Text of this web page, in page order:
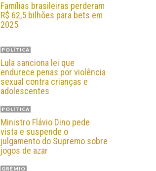
Famílias brasileiras perderam
R$ 62,5 bilhões para bets em
2025
POLÍTICA
Lula sanciona lei que
endurece penas por violência
sexual contra crianças e
adolescentes
POLÍTICA
Ministro Flávio Dino pede
vista e suspende o
julgamento do Supremo sobre
jogos de azar
GRÊMIO